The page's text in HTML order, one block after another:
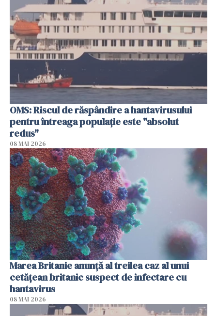
OMS: Riscul de răspândire a hantavirusului
pentru întreaga populaţie este "absolut
redus"
08 MAI 2026
Marea Britanie anunţă al treilea caz al unui
cetăţean britanic suspect de infectare cu
hantavirus
08 MAI 2026